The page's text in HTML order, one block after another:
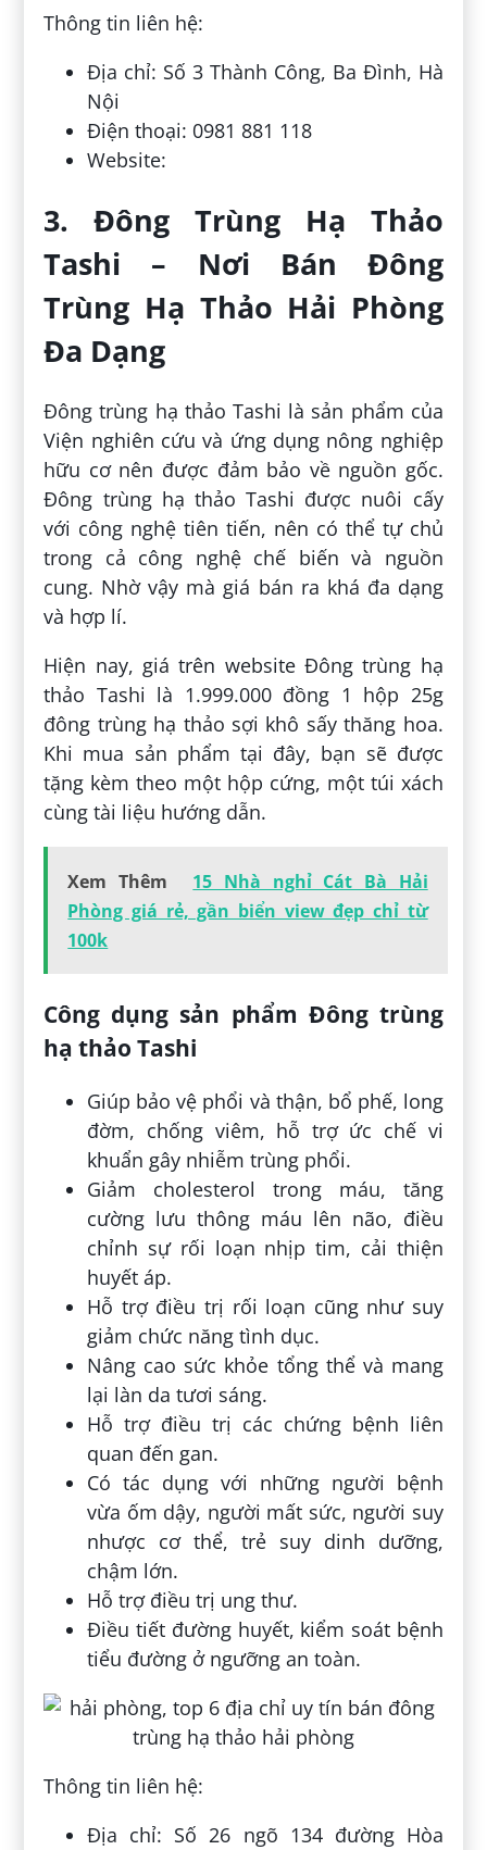
Thông tin liên hệ:
Địa chỉ: Số 3 Thành Công, Ba Đình, Hà
Nội
Điện thoại: 0981 881 118
Website:
3. Đông Trùng Hạ Thảo
Tashi – Nơi Bán Đông
Trùng Hạ Thảo Hải Phòng
Đa Dạng
Đông trùng hạ thảo Tashi là sản phẩm của
Viện nghiên cứu và ứng dụng nông nghiệp
hữu cơ nên được đảm bảo về nguồn gốc.
Đông trùng hạ thảo Tashi được nuôi cấy
với công nghệ tiên tiến, nên có thể tự chủ
trong cả công nghệ chế biến và nguồn
cung. Nhờ vậy mà giá bán ra khá đa dạng
và hợp lí.
Hiện nay, giá trên website Đông trùng hạ
thảo Tashi là 1.999.000 đồng 1 hộp 25g
đông trùng hạ thảo sợi khô sấy thăng hoa.
Khi mua sản phẩm tại đây, bạn sẽ được
tặng kèm theo một hộp cứng, một túi xách
cùng tài liệu hướng dẫn.
Xem Thêm
15 Nhà nghỉ Cát Bà Hải
Phòng giá rẻ, gần biển view đẹp chỉ từ
100k
Công dụng sản phẩm Đông trùng
hạ thảo Tashi
Giúp bảo vệ phổi và thận, bổ phế, long
đờm, chống viêm, hỗ trợ ức chế vi
khuẩn gây nhiễm trùng phổi.
Giảm cholesterol trong máu, tăng
cường lưu thông máu lên não, điều
chỉnh sự rối loạn nhịp tim, cải thiện
huyết áp.
Hỗ trợ điều trị rối loạn cũng như suy
giảm chức năng tình dục.
Nâng cao sức khỏe tổng thể và mang
lại làn da tươi sáng.
Hỗ trợ điều trị các chứng bệnh liên
quan đến gan.
Có tác dụng với những người bệnh
vừa ốm dậy, người mất sức, người suy
nhược cơ thể, trẻ suy dinh dưỡng,
chậm lớn.
Hỗ trợ điều trị ung thư.
Điều tiết đường huyết, kiểm soát bệnh
tiểu đường ở ngưỡng an toàn.
Thông tin liên hệ:
Địa chỉ: Số 26 ngõ 134 đường Hòa